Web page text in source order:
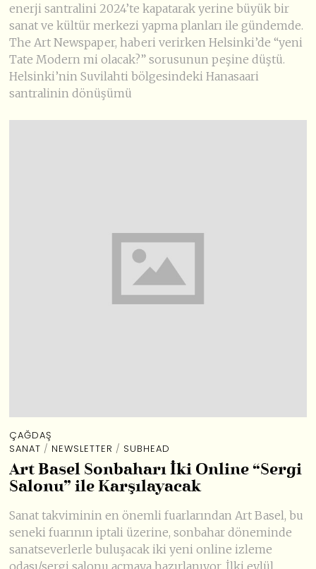
enerji santralini 2024’te kapatarak yerine büyük bir
sanat ve kültür merkezi yapma planları ile gündemde.
The Art Newspaper, haberi verirken Helsinki’de “yeni
Tate Modern mi olacak?” sorusunun peşine düştü.
Helsinki’nin Suvilahti bölgesindeki Hanasaari
santralinin dönüşümü
ÇAĞDAŞ
SANAT / NEWSLETTER / SUBHEAD
Art Basel Sonbaharı İki Online “Sergi
Salonu” ile Karşılayacak
Sanat takviminin en önemli fuarlarından Art Basel, bu
seneki fuarının iptali üzerine, sonbahar döneminde
sanatseverlerle buluşacak iki yeni online izleme
odası/sergi salonu açmaya hazırlanıyor. İlki eylül,